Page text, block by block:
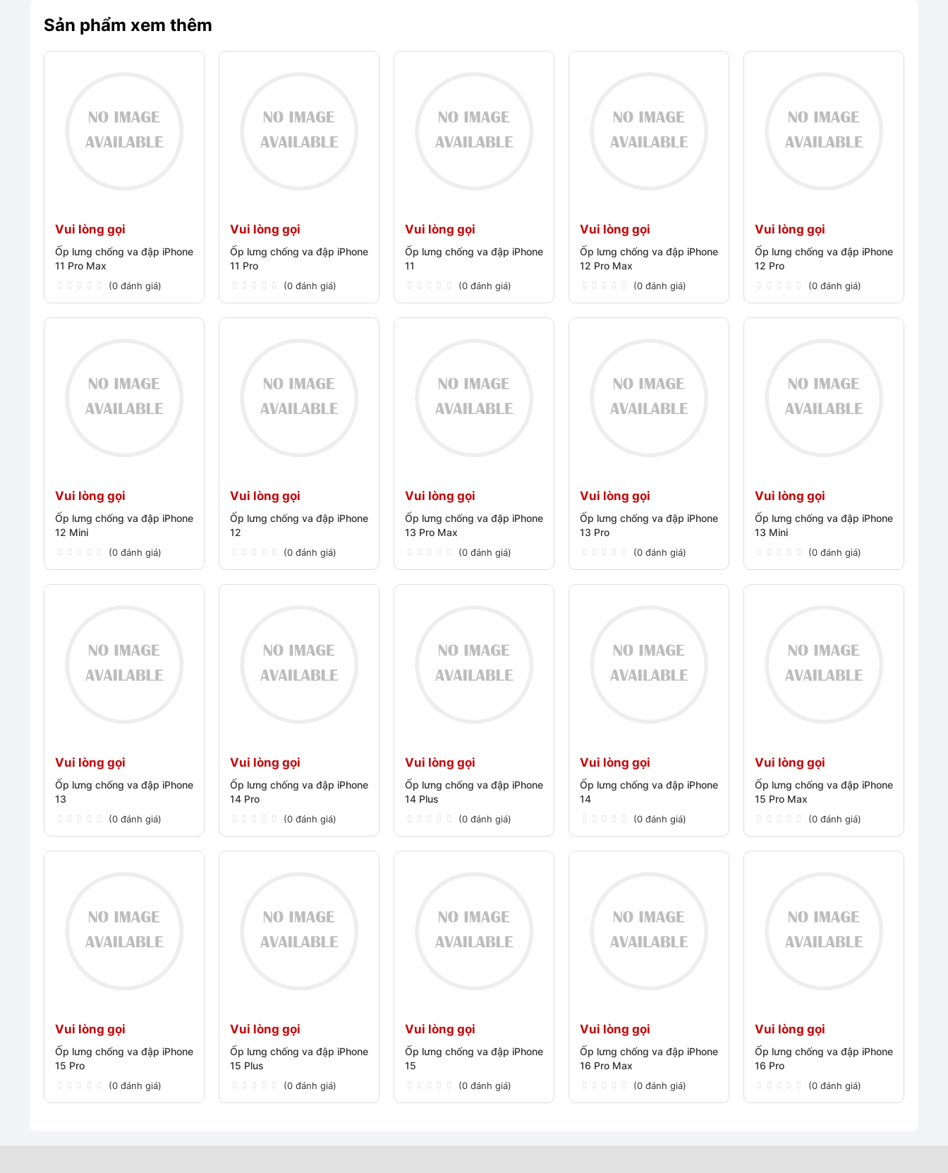
Sản phẩm xem thêm
Vui lòng gọi
Ốp lưng chống va đập iPhone
11 Pro Max
(0 đánh giá)
Vui lòng gọi
Ốp lưng chống va đập iPhone
11 Pro
(0 đánh giá)
Vui lòng gọi
Ốp lưng chống va đập iPhone
11
(0 đánh giá)
Vui lòng gọi
Ốp lưng chống va đập iPhone
12 Pro Max
(0 đánh giá)
Vui lòng gọi
Ốp lưng chống va đập iPhone
12 Pro
(0 đánh giá)
Vui lòng gọi
Ốp lưng chống va đập iPhone
12 Mini
(0 đánh giá)
Vui lòng gọi
Ốp lưng chống va đập iPhone
12
(0 đánh giá)
Vui lòng gọi
Ốp lưng chống va đập iPhone
13 Pro Max
(0 đánh giá)
Vui lòng gọi
Ốp lưng chống va đập iPhone
13 Pro
(0 đánh giá)
Vui lòng gọi
Ốp lưng chống va đập iPhone
13 Mini
(0 đánh giá)
Vui lòng gọi
Ốp lưng chống va đập iPhone
13
(0 đánh giá)
Vui lòng gọi
Ốp lưng chống va đập iPhone
14 Pro
(0 đánh giá)
Vui lòng gọi
Ốp lưng chống va đập iPhone
14 Plus
(0 đánh giá)
Vui lòng gọi
Ốp lưng chống va đập iPhone
14
(0 đánh giá)
Vui lòng gọi
Ốp lưng chống va đập iPhone
15 Pro Max
(0 đánh giá)
Vui lòng gọi
Ốp lưng chống va đập iPhone
15 Pro
(0 đánh giá)
Vui lòng gọi
Ốp lưng chống va đập iPhone
15 Plus
(0 đánh giá)
Vui lòng gọi
Ốp lưng chống va đập iPhone
15
(0 đánh giá)
Vui lòng gọi
Ốp lưng chống va đập iPhone
16 Pro Max
(0 đánh giá)
Vui lòng gọi
Ốp lưng chống va đập iPhone
16 Pro
(0 đánh giá)